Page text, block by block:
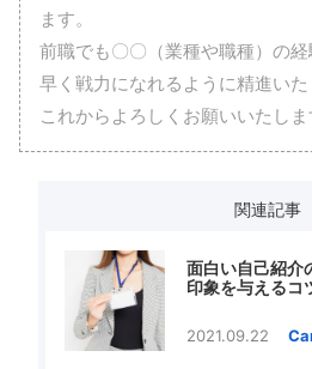
ます。
前職でも〇〇（業種や職種）の
早く戦力になれるように精進いた
これからよろしくお願いいたしま
関連記事
面白い自己紹介
印象を与えるコ
2021.09.22